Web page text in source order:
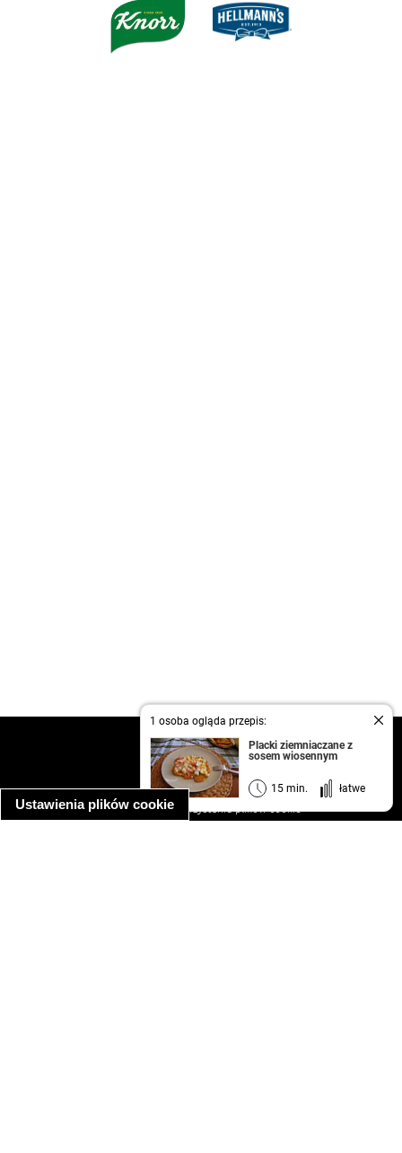
Ustawienia plików cookie
1 osoba ogląda przepis:
Placki ziemniaczane z
sosem wiosennym
15 min. łatwe
kontakt
regulamin
informacja o prywatności
informacja o wykorzystaniu plików cookie